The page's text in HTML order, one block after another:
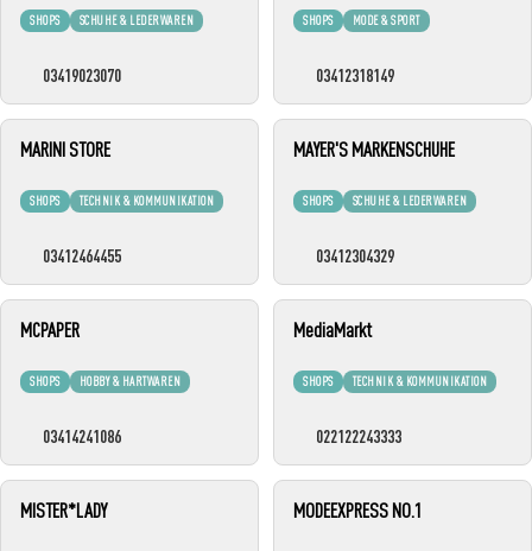
SHOPS SCHUHE & LEDERWAREN
03419023070
SHOPS MODE & SPORT
03412318149
SHOPS TECHNIK & KOMMUNIKATION
MARINI STORE
03412464455
SHOPS SCHUHE & LEDERWAREN
MAYER'S MARKENSCHUHE
03412304329
SHOPS HOBBY & HARTWAREN
MCPAPER
03414241086
SHOPS TECHNIK & KOMMUNIKATION
MediaMarkt
022122243333
MISTER*LADY MODEEXPRESS NO.1